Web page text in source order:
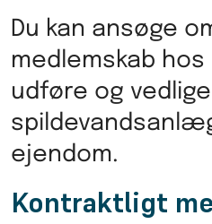
Du kan ansøge
medlemskab hos
udføre og
ejendom.
Kontraktligt